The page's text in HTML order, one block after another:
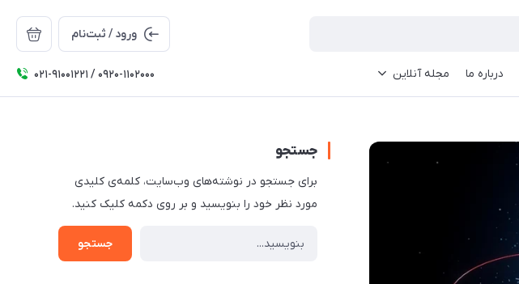
ورود / ثبت‌نام
درباره ما مجله آنلاین ۰۲۱-91001221 / 0920-1102000
جستجو
برای جستجو در نوشته‌های وب‌سایت، کلمه‌ی کلیدی
مورد نظر خود را بنویسید و بر روی دکمه کلیک کنید.
جستجو